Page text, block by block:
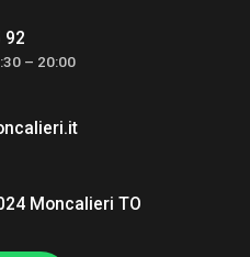
92
– 20:00
Moncalieri TO